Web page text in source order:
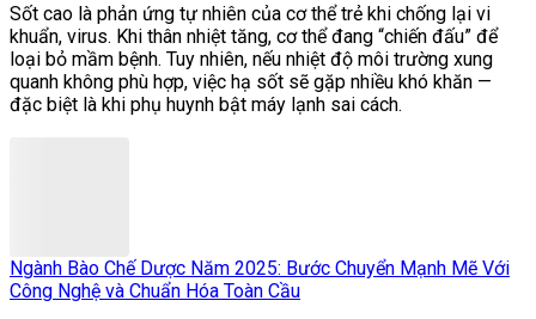
Sốt cao là phản ứng tự nhiên của cơ thể trẻ khi chống lại vi
khuẩn, virus. Khi thân nhiệt tăng, cơ thể đang “chiến đấu” để
loại bỏ mầm bệnh. Tuy nhiên, nếu nhiệt độ môi trường xung
quanh không phù hợp, việc hạ sốt sẽ gặp nhiều khó khăn —
đặc biệt là khi phụ huynh bật máy lạnh sai cách.
Ngành Bào Chế Dược Năm 2025: Bước Chuyển Mạnh Mẽ Với
Công Nghệ và Chuẩn Hóa Toàn Cầu